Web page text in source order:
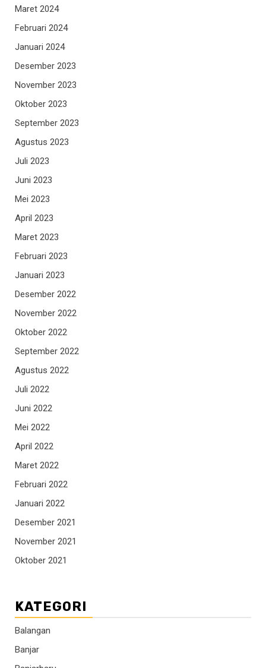
Maret 2024
Februari 2024
Januari 2024
Desember 2023
November 2023
Oktober 2023
September 2023
Agustus 2023
Juli 2023
Juni 2023
Mei 2023
April 2023
Maret 2023
Februari 2023
Januari 2023
Desember 2022
November 2022
Oktober 2022
September 2022
Agustus 2022
Juli 2022
Juni 2022
Mei 2022
April 2022
Maret 2022
Februari 2022
Januari 2022
Desember 2021
November 2021
Oktober 2021
KATEGORI
Balangan
Banjar